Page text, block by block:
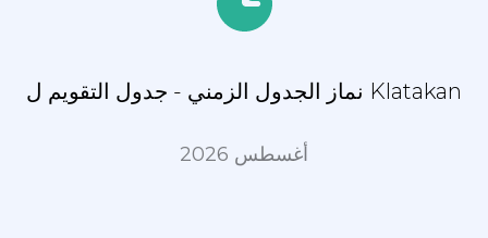
نماز الجدول الزمني - جدول التقويم ل Klatakan
أغسطس 2026